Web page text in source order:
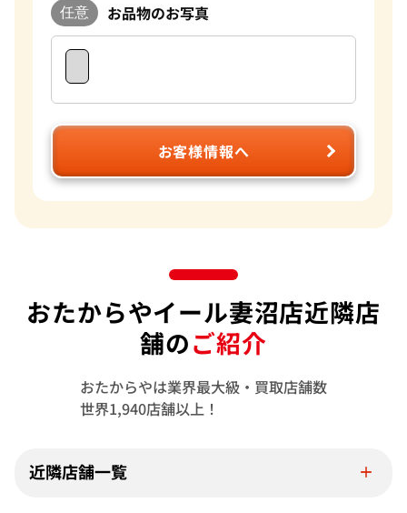
任意 お品物のお写真
お客様情報へ
おたからやイール妻沼店近隣店
舗のご紹介
おたからやは業界最大級・買取店舗数
世界1,940店舗以上！
近隣店舗一覧